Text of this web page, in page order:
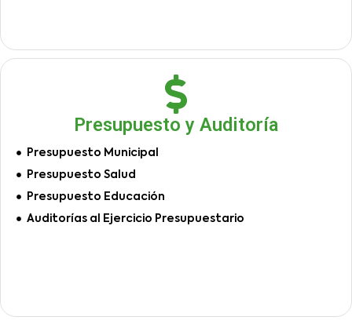
Presupuesto y Auditoría
Presupuesto Municipal
Presupuesto Salud
Presupuesto Educación
Auditorías al Ejercicio Presupuestario